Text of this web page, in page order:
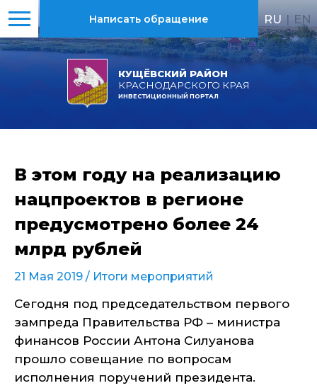
КУЩЁВСКИЙ РАЙОН
КРАСНОДАРСКОГО КРАЯ
ИНВЕСТИЦИОННЫЙ ПОРТАЛ
Написать обращение RU | EN
В этом году на реализацию
нацпроектов в регионе
предусмотрено более 24
млрд рублей
21 Мая 2019 / Итоги мероприятий
Сегодня под председательством первого
зампреда Правительства РФ – министра
финансов России Антона Силуанова
прошло совещание по вопросам
исполнения поручений президента.